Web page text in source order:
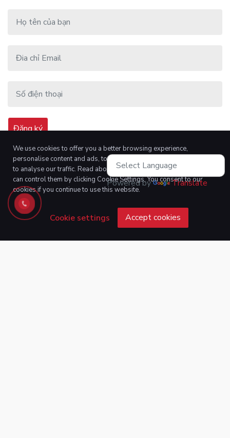
Powered by Translate
We use cookies to offer you a better browsing experience,
personalise content and ads, to provide social media features and
to analyse our traffic. Read about how we use cookies and how you
can control them by clicking Cookie Settings. You consent to our
cookies if you continue to use this website.
Cookie settings Accept cookies